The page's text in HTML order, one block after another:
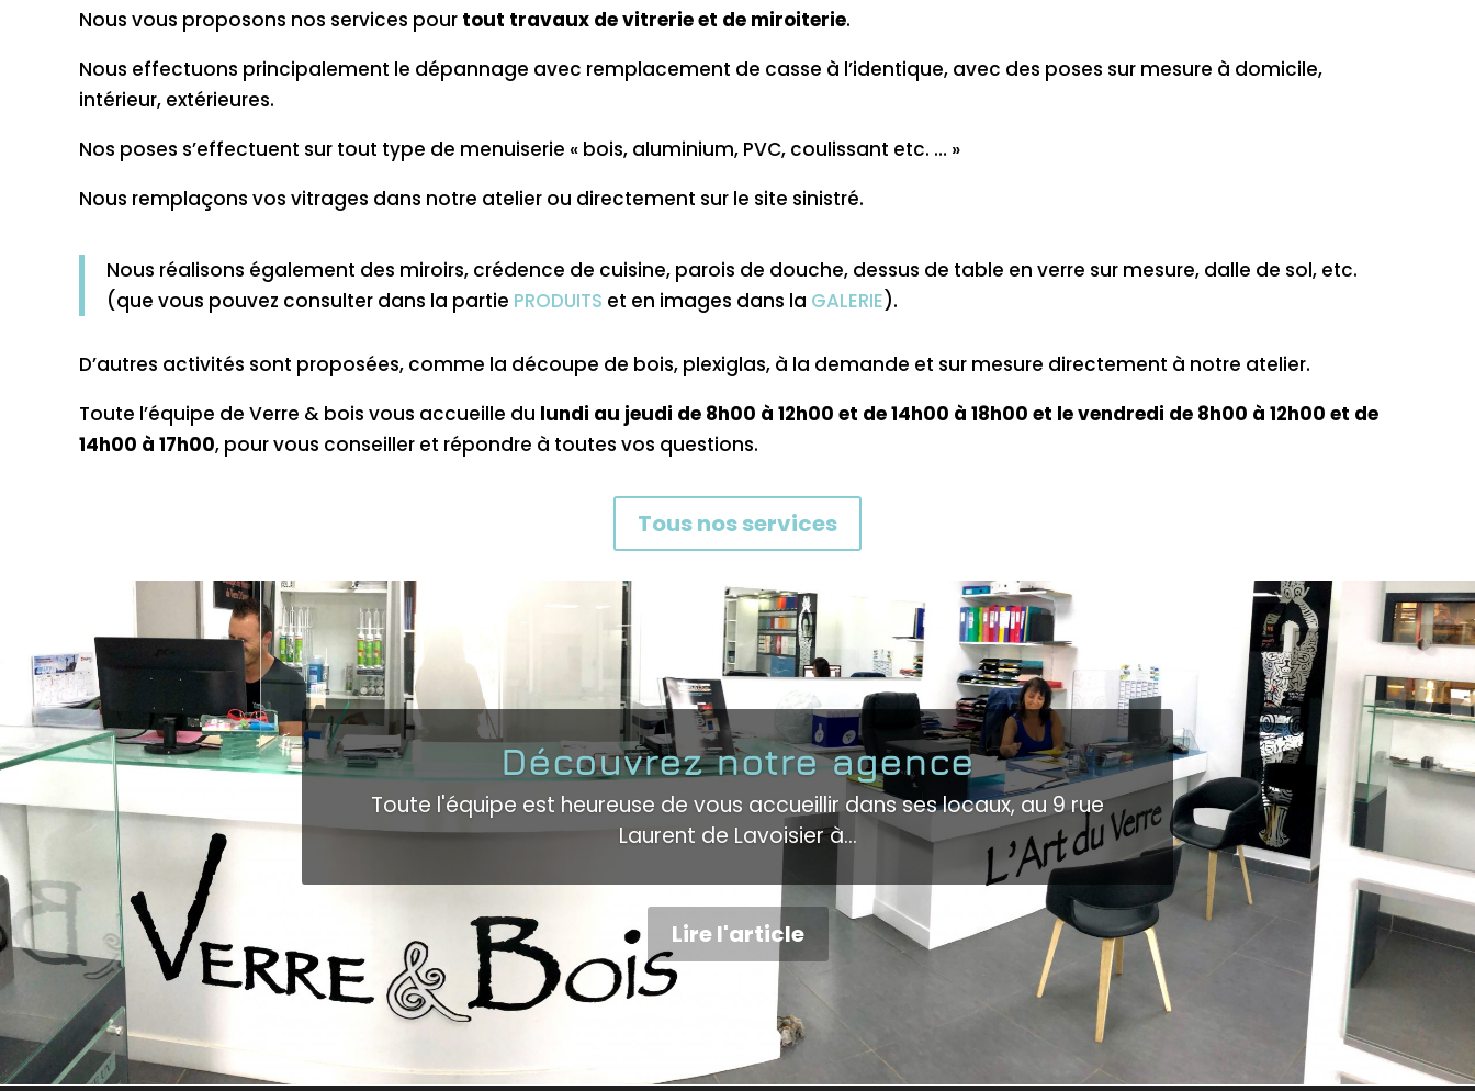
Nous vous proposons nos services pour tout travaux de vitrerie et de miroiterie.
Nous effectuons principalement le dépannage avec remplacement de casse à l’identique, avec des poses sur mesure à domicile,
intérieur, extérieures.
Nos poses s’effectuent sur tout type de menuiserie « bois, aluminium, PVC, coulissant etc. … »
Nous remplaçons vos vitrages dans notre atelier ou directement sur le site sinistré.
Nous réalisons également des miroirs, crédence de cuisine, parois de douche, dessus de table en verre sur mesure, dalle de sol, etc.
(que vous pouvez consulter dans la partie PRODUITS et en images dans la GALERIE).
D’autres activités sont proposées, comme la découpe de bois, plexiglas, à la demande et sur mesure directement à notre atelier.
Toute l’équipe de Verre & bois vous accueille du lundi au jeudi de 8h00 à 12h00 et de 14h00 à 18h00 et le vendredi de 8h00 à 12h00 et de
14h00 à 17h00, pour vous conseiller et répondre à toutes vos questions.
Tous nos services
Découvrez notre agence
Toute l'équipe est heureuse de vous accueillir dans ses locaux, au 9 rue
Laurent de Lavoisier à...
Lire l'article